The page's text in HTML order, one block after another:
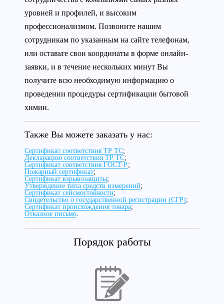
уровней и профилей, и высоким
профессионализмом. Позвоните нашим
сотрудникам по указанным на сайте телефонам,
или оставьте свои координаты в форме онлайн-
заявки, и в течение нескольких минут Вы
получите всю необходимую информацию о
проведении процедуры сертификации бытовой
химии.
Также Вы можете заказать у нас:
Сертификат соответствия ТР ТС;
Декларацию соответствия ТР ТС;
Сертификат соответствия ГОСТ Р;
Пожарный сертификат;
Сертификат взрывозащиты;
Утверждение типа средств измерений;
Сертификат сейсмостойкости;
Свидетельство о государственной регистрации (СГР);
Сертификат происхождения товара;
Отказное письмо.
Порядок работы